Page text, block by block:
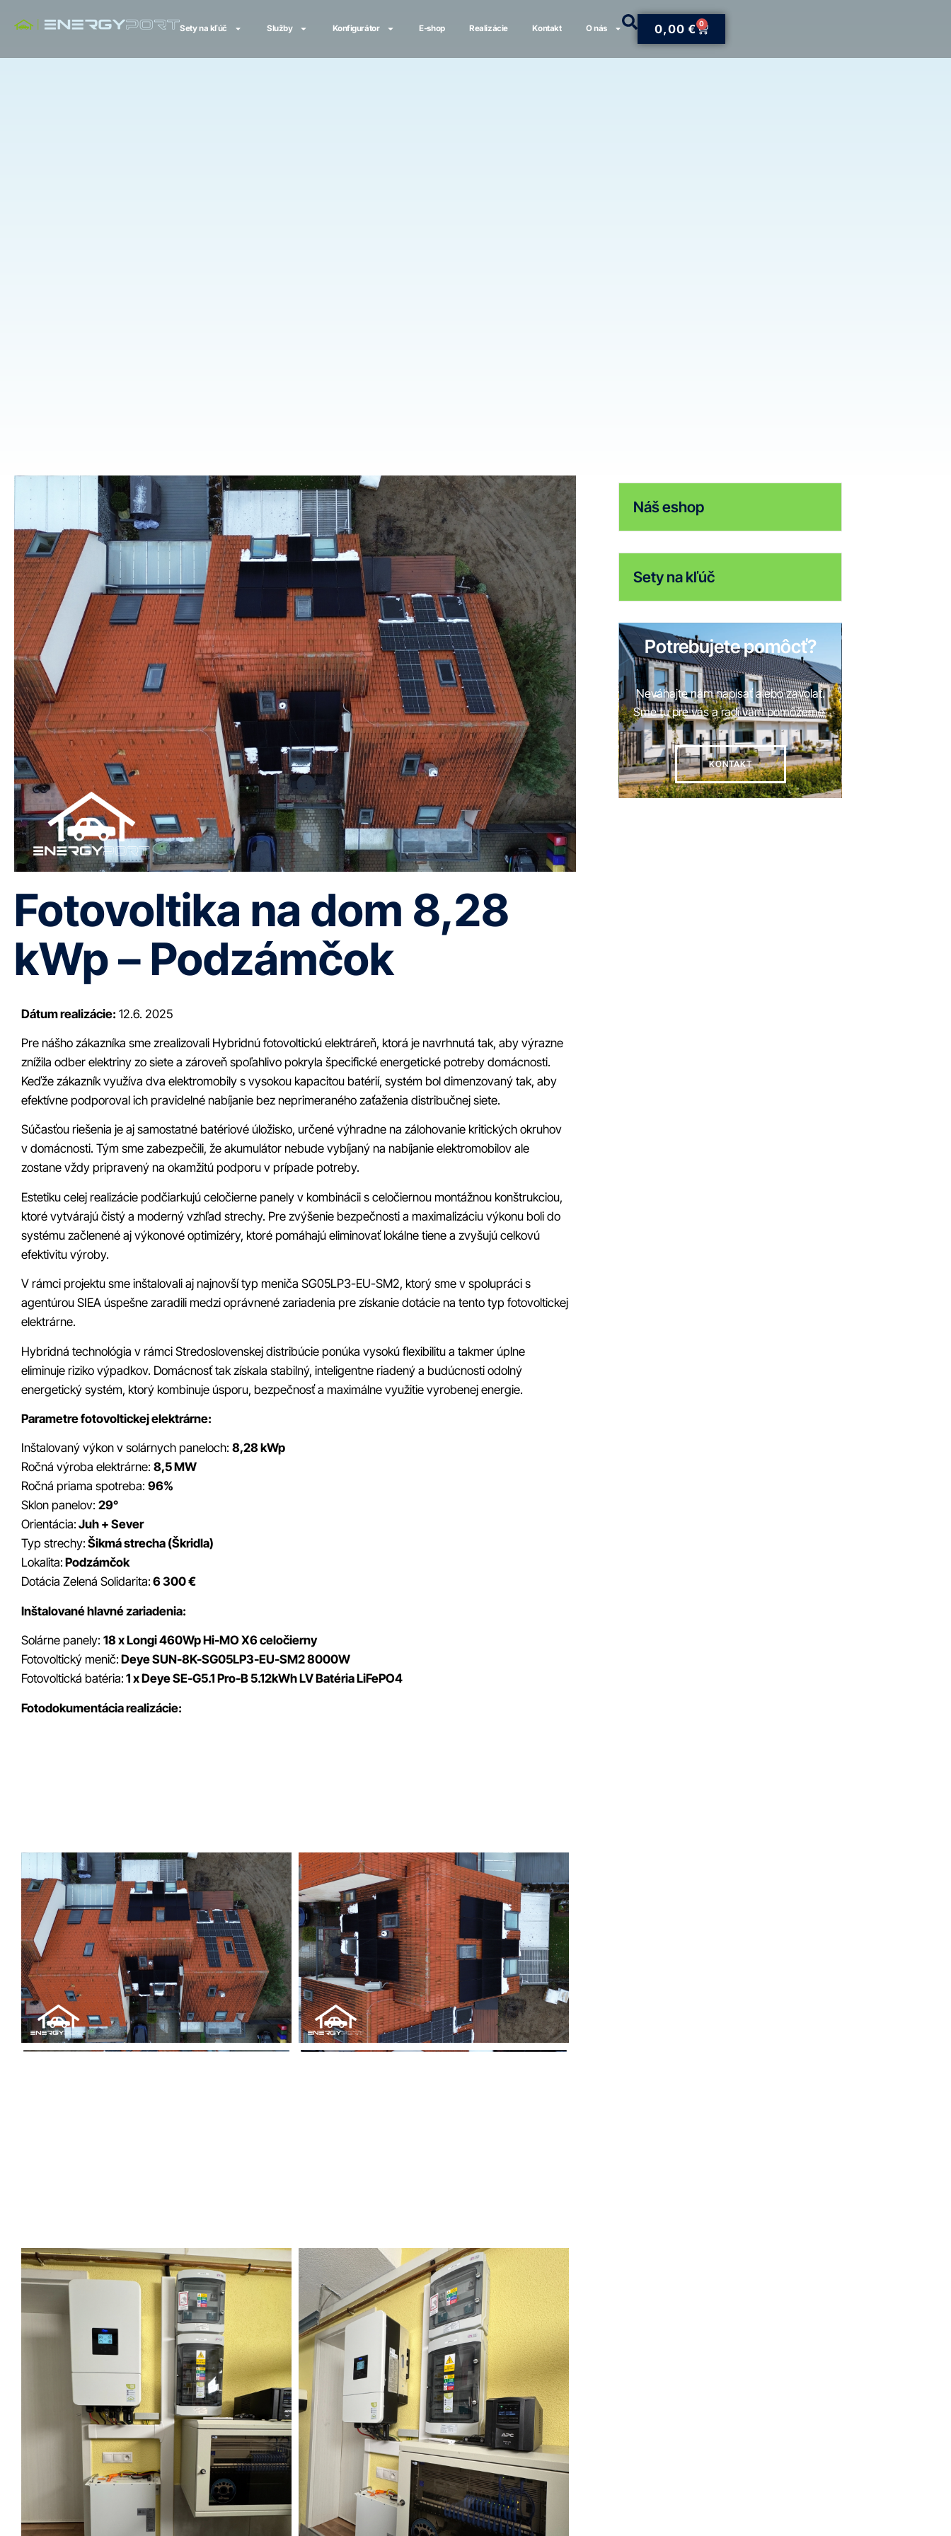
Sety na kľúč Služby Konfigurátor E-shop Realizácie Kontakt O nás 0,00€ 0
Fotovoltika na dom 8,28
kWp – Podzámčok
Dátum realizácie: 12.6. 2025
Pre nášho zákazníka sme zrealizovali Hybridnú fotovoltickú elektráreň, ktorá je navrhnutá tak, aby výrazne
znížila odber elektriny zo siete a zároveň spoľahlivo pokryla špecifické energetické potreby domácnosti.
Keďže zákazník využíva dva elektromobily s vysokou kapacitou batérií, systém bol dimenzovaný tak, aby
efektívne podporoval ich pravidelné nabíjanie bez neprimeraného zaťaženia distribučnej siete.
Súčasťou riešenia je aj samostatné batériové úložisko, určené výhradne na zálohovanie kritických okruhov
v domácnosti. Tým sme zabezpečili, že akumulátor nebude vybíjaný na nabíjanie elektromobilov ale
zostane vždy pripravený na okamžitú podporu v prípade potreby.
Estetiku celej realizácie podčiarkujú celočierne panely v kombinácii s celočiernou montážnou konštrukciou,
ktoré vytvárajú čistý a moderný vzhľad strechy. Pre zvýšenie bezpečnosti a maximalizáciu výkonu boli do
systému začlenené aj výkonové optimizéry, ktoré pomáhajú eliminovať lokálne tiene a zvyšujú celkovú
efektivitu výroby.
V rámci projektu sme inštalovali aj najnovší typ meniča SG05LP3-EU-SM2, ktorý sme v spolupráci s
agentúrou SIEA úspešne zaradili medzi oprávnené zariadenia pre získanie dotácie na tento typ fotovoltickej
elektrárne.
Hybridná technológia v rámci Stredoslovenskej distribúcie ponúka vysokú flexibilitu a takmer úplne
eliminuje riziko výpadkov. Domácnosť tak získala stabilný, inteligentne riadený a budúcnosti odolný
energetický systém, ktorý kombinuje úsporu, bezpečnosť a maximálne využitie vyrobenej energie.
Parametre fotovoltickej elektrárne:
Inštalovaný výkon v solárnych paneloch: 8,28 kWp
Ročná výroba elektrárne: 8,5 MW
Ročná priama spotreba: 96%
Sklon panelov: 29°
Orientácia: Juh + Sever
Typ strechy: Šikmá strecha (Škridla)
Lokalita: Podzámčok
Dotácia Zelená Solidarita: 6 300 €
Inštalované hlavné zariadenia:
Solárne panely: 18 x Longi 460Wp Hi-MO X6 celočierny
Fotovoltický menič: Deye SUN-8K-SG05LP3-EU-SM2 8000W
Fotovoltická batéria: 1 x Deye SE-G5.1 Pro-B 5.12kWh LV Batéria LiFePO4
Fotodokumentácia realizácie:
Náš eshop
Sety na kľúč
Potrebujete pomôcť?
Neváhajte nám napísať alebo zavolať.
Sme tu pre vás a radi vám pomôžeme
KONTAKT